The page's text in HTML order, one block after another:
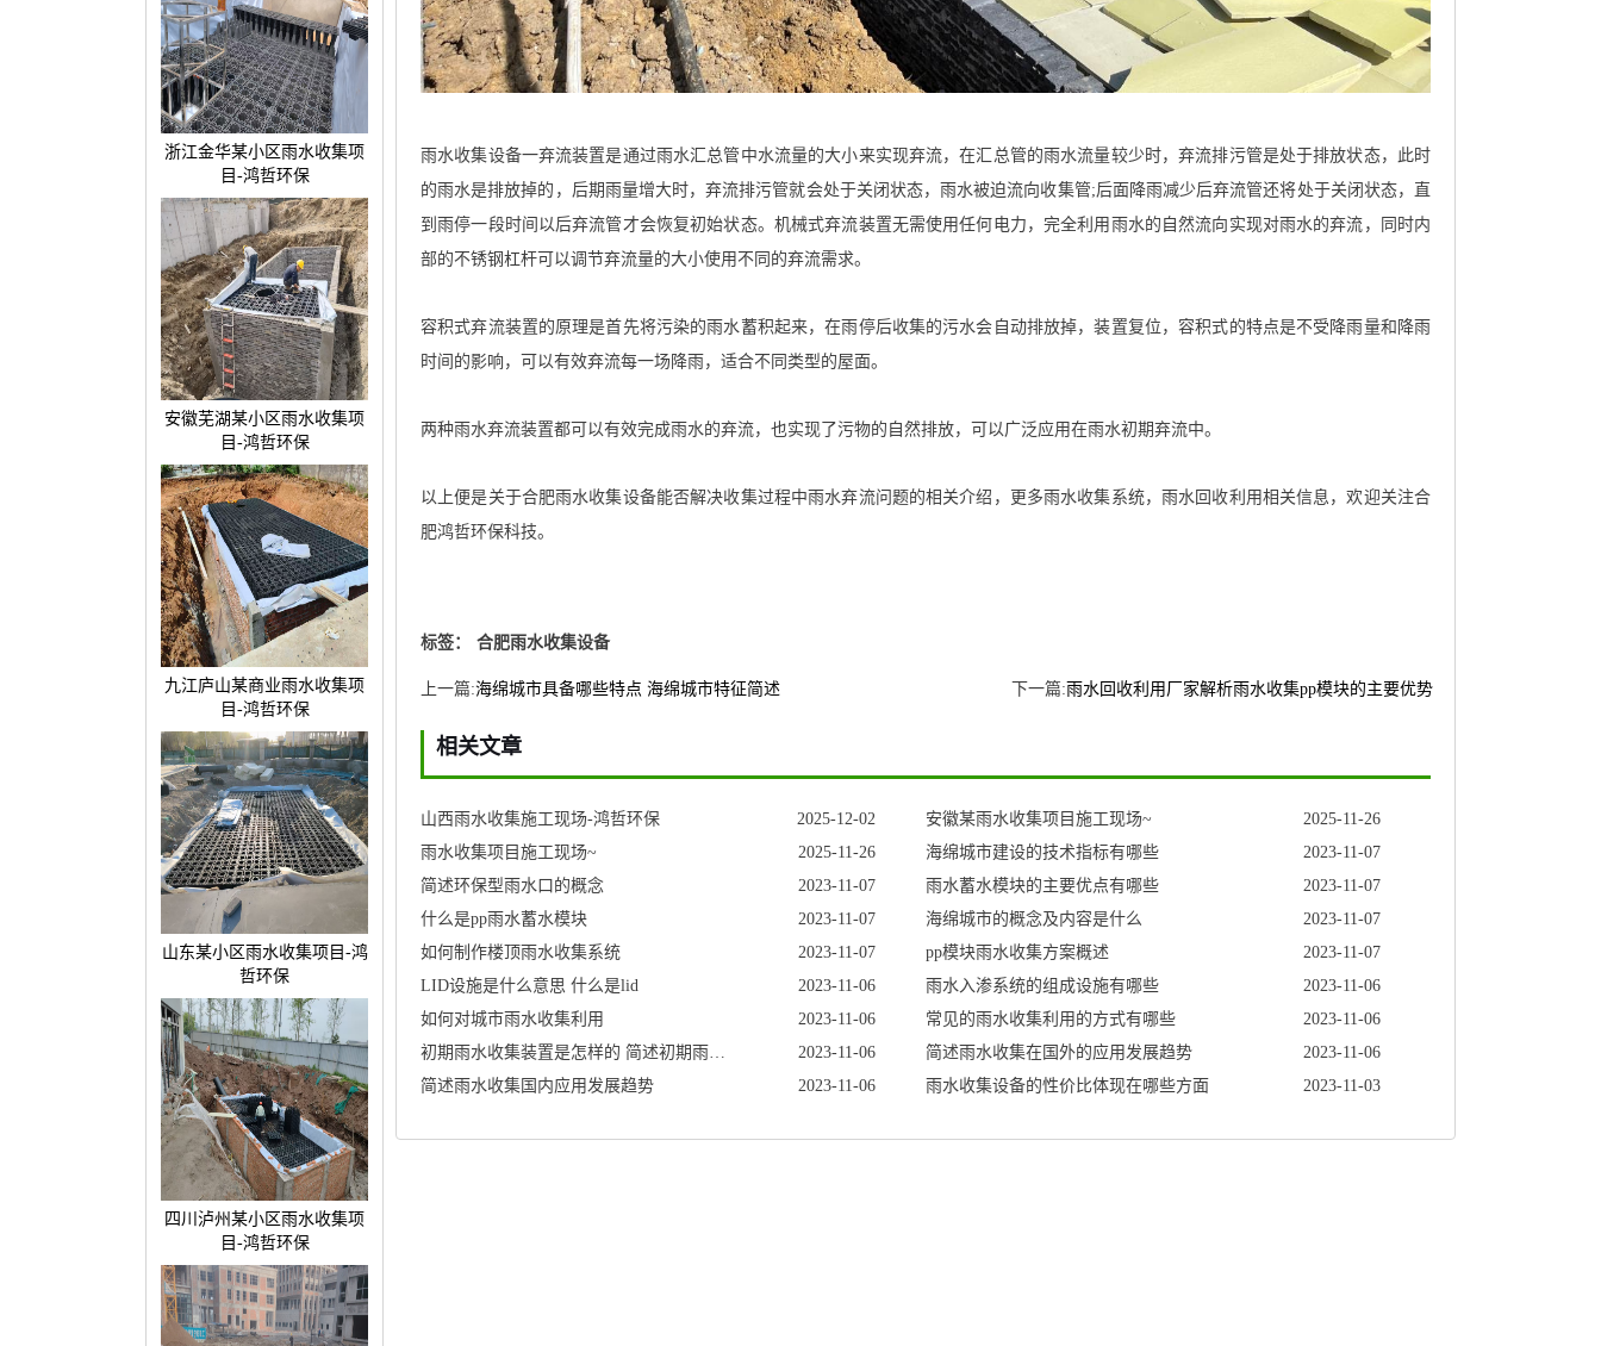
浙江金华某小区雨水收集项
目-鸿哲环保
安徽芜湖某小区雨水收集项
目-鸿哲环保
九江庐山某商业雨水收集项
目-鸿哲环保
山东某小区雨水收集项目-鸿
哲环保
四川泸州某小区雨水收集项
目-鸿哲环保
雨水收集设备一弃流装置是通过雨水汇总管中水流量的大小来实现弃流，在汇总管的雨水流量较少时，弃流排污管是处于排放状态，此时
的雨水是排放掉的，后期雨量增大时，弃流排污管就会处于关闭状态，雨水被迫流向收集管;后面降雨减少后弃流管还将处于关闭状态，直
到雨停一段时间以后弃流管才会恢复初始状态。机械式弃流装置无需使用任何电力，完全利用雨水的自然流向实现对雨水的弃流，同时内
部的不锈钢杠杆可以调节弃流量的大小使用不同的弃流需求。
容积式弃流装置的原理是首先将污染的雨水蓄积起来，在雨停后收集的污水会自动排放掉，装置复位，容积式的特点是不受降雨量和降雨
时间的影响，可以有效弃流每一场降雨，适合不同类型的屋面。
两种雨水弃流装置都可以有效完成雨水的弃流，也实现了污物的自然排放，可以广泛应用在雨水初期弃流中。
以上便是关于合肥雨水收集设备能否解决收集过程中雨水弃流问题的相关介绍，更多雨水收集系统，雨水回收利用相关信息，欢迎关注合
肥鸿哲环保科技。
标签： 合肥雨水收集设备
上一篇:海绵城市具备哪些特点海绵城市特征简述 下一篇:雨水回收利用厂家解析雨水收集pp模块的主要优势
相关文章
山西雨水收集施工现场-鸿哲环保 2025-12-02 安徽某雨水收集项目施工现场~
2025-11-26
雨水收集项目施工现场~
2025-11-26 海绵城市建设的技术指标有哪些
2023-11-07
简述环保型雨水口的概念
2023-11-07 雨水蓄水模块的主要优点有哪些
2023-11-07
什么是pp雨水蓄水模块
2023-11-07 海绵城市的概念及内容是什么
2023-11-07
如何制作楼顶雨水收集系统
2023-11-07 pp模块雨水收集方案概述
2023-11-07
LID设施是什么意思什么是lid
2023-11-06 雨水入渗系统的组成设施有哪些
2023-11-06
如何对城市雨水收集利用
2023-11-06 常见的雨水收集利用的方式有哪些
2023-11-06
初期雨水收集装置是怎样的简述初期雨水收集装置的发展
2023-11-06 简述雨水收集在国外的应用发展趋势
2023-11-06
简述雨水收集国内应用发展趋势
2023-11-06 雨水收集设备的性价比体现在哪些方面 2023-11-03